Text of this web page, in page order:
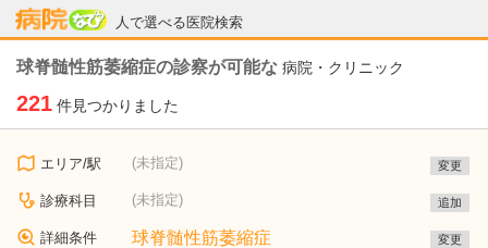
人で選べる医院検索
病院なび
球脊髄性筋萎縮症の診察が可能な 病院・クリニック
221 件見つかりました
エリア/駅 (未指定) 変更
診療科目 (未指定) 追加
詳細条件 球脊髄性筋萎縮症 変更